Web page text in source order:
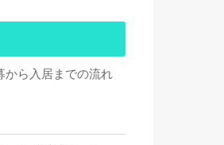
から入居までの流れ